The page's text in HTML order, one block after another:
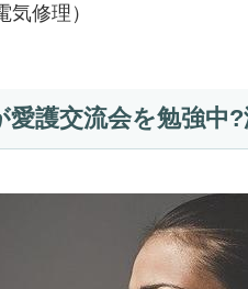
修理）
愛護交流会を勉強中